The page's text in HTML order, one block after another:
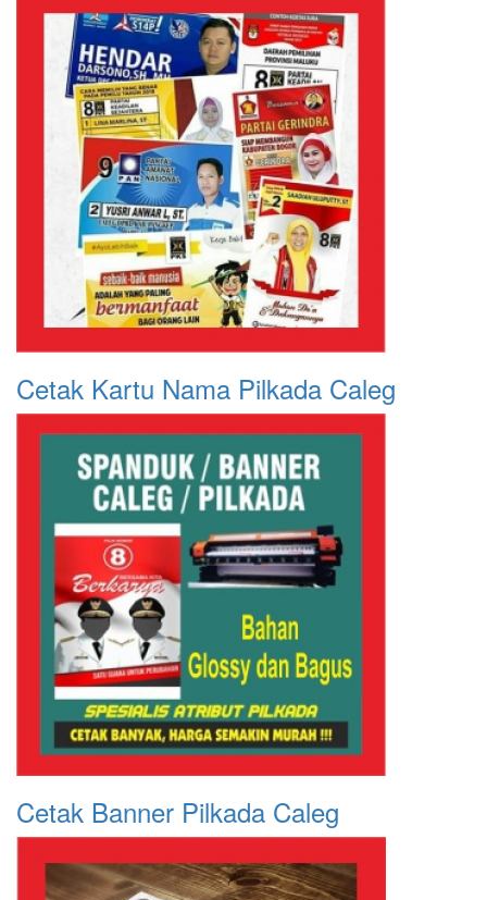
Cetak Kartu Nama Pilkada Caleg
Cetak Banner Pilkada Caleg